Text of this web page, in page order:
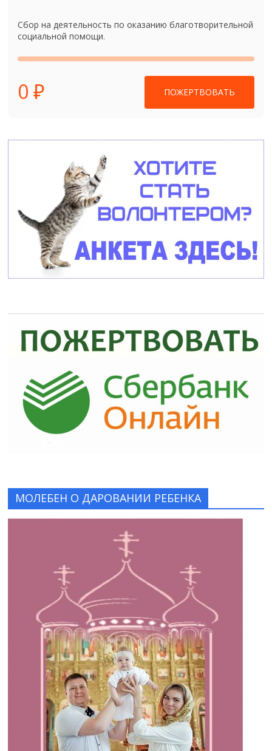
Сбор на деятельность по оказанию благотворительной
социальной помощи.
0 ₽ ПОЖЕРТВОВАТЬ
МОЛЕБЕН О ДАРОВАНИИ РЕБЕНКА